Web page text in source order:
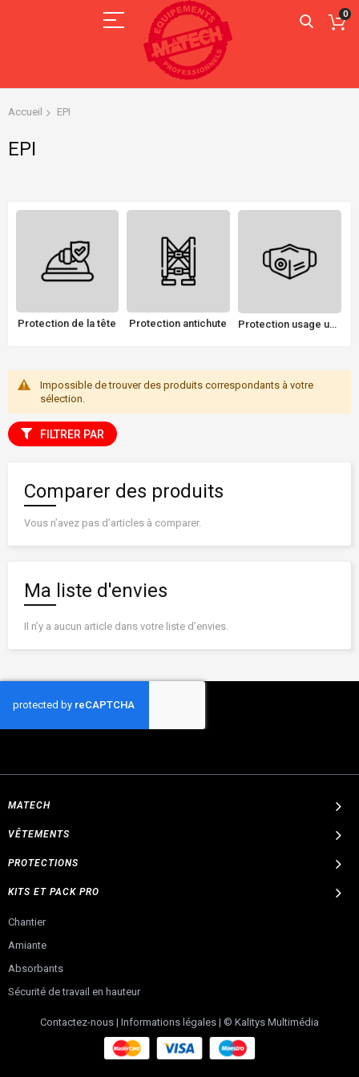
0
Accueil EPI
EPI
Protection de la tête Protection antichute Protection usage unique
Impossible de trouver des produits correspondants à votre
sélection.
FILTRER PAR
Comparer des produits
Vous n’avez pas d’articles à comparer.
Ma liste d'envies
Il n’y a aucun article dans votre liste d’envies.
MATECH
VÊTEMENTS
PROTECTIONS
KITS ET PACK PRO
Chantier
Amiante
Absorbants
Sécurité de travail en hauteur
Contactez-nous | Informations légales | © Kalitys Multimédia